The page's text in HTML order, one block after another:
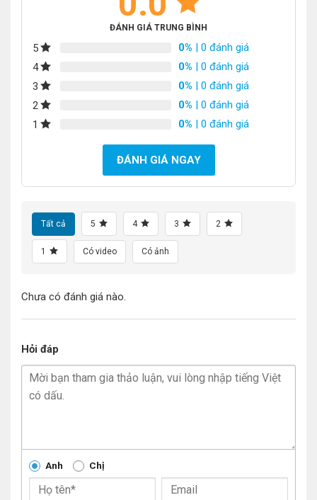
ĐÁNH GIÁ TRUNG BÌNH
5 0% | 0 đánh giá
4
0% | 0 đánh giá
3
0% | 0 đánh giá
2
0% | 0 đánh giá
1
0% | 0 đánh giá
ĐÁNH GIÁ NGAY
Tất cả 5 4 3 2
1 Có video Có ảnh
Chưa có đánh giá nào.
Hỏi đáp
Anh Chị